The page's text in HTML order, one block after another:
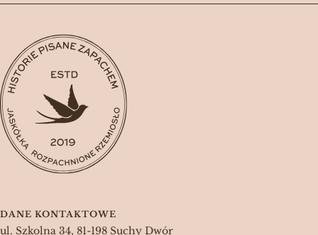
DANE KONTAKTOWE
ul. Szkolna 34, 81-198 Suchy Dwór